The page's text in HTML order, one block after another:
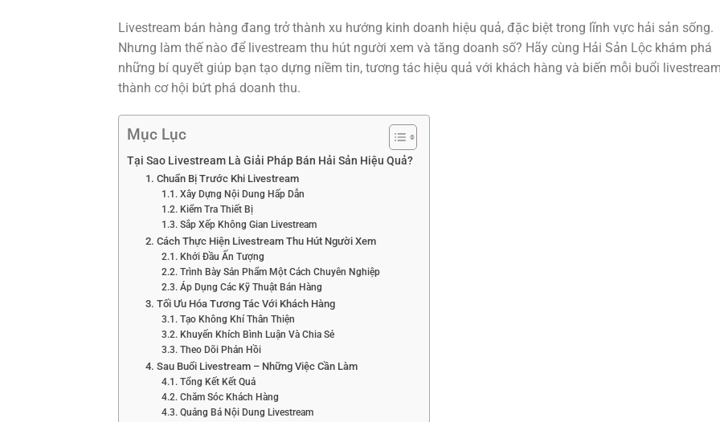
Livestream bán hàng đang trở thành xu hướng kinh doanh hiệu quả, đặc biệt trong lĩnh vực hải sản sống.
Nhưng làm thế nào để livestream thu hút người xem và tăng doanh số? Hãy cùng Hải Sản Lộc khám phá
những bí quyết giúp bạn tạo dựng niềm tin, tương tác hiệu quả với khách hàng và biến mỗi buổi livestream
thành cơ hội bứt phá doanh thu.
Mục Lục
Tại Sao Livestream Là Giải Pháp Bán Hải Sản Hiệu Quả?
1. Chuẩn Bị Trước Khi Livestream
1.1. Xây Dựng Nội Dung Hấp Dẫn
1.2. Kiểm Tra Thiết Bị
1.3. Sắp Xếp Không Gian Livestream
2. Cách Thực Hiện Livestream Thu Hút Người Xem
2.1. Khởi Đầu Ấn Tượng
2.2. Trình Bày Sản Phẩm Một Cách Chuyên Nghiệp
2.3. Áp Dụng Các Kỹ Thuật Bán Hàng
3. Tối Ưu Hóa Tương Tác Với Khách Hàng
3.1. Tạo Không Khí Thân Thiện
3.2. Khuyến Khích Bình Luận Và Chia Sẻ
3.3. Theo Dõi Phản Hồi
4. Sau Buổi Livestream – Những Việc Cần Làm
4.1. Tổng Kết Kết Quả
4.2. Chăm Sóc Khách Hàng
4.3. Quảng Bá Nội Dung Livestream